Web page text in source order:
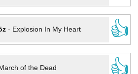
- Explosion In My Heart
👍
March of the Dead
👍